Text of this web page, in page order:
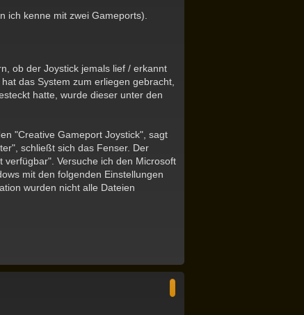
ich kenne mit zwei Gameports).
ob der Joystick jemals lief / erkannt
das System zum erliegen gebracht,
hatte, wurde dieser unter den
"Creative Gameport Joystick", sagt
schließt sich das Fenser. Der
Versuche ich den Microsoft
mit den folgenden Einstellungen
wurden nicht alle Dateien
a
c